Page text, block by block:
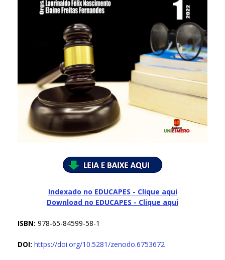
Indexado no EDUCAPES - Clique aqui
Download no EDUCAPES - Clique aqui
ISBN: 978-65-84599-58-1
DOI: https://doi.org/10.5281/zenodo.6753672